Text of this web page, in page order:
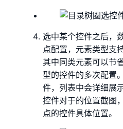
选中某个控件之后，
点配置，元素类型支
其中同类元素可以节
型的控件的多次配置
件，列表中会详细展
控件对于的位置截图
点的控件具体位置。